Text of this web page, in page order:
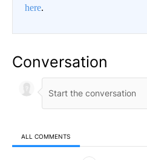
here.
Conversation
ALL COMMENTS
All Comments